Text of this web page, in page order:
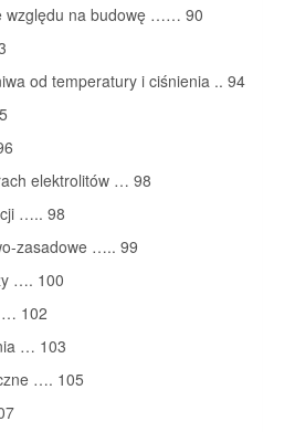
względu na budowę …… 90
od temperatury i ciśnienia .. 94
elektrolitów … 98
….. 98
zasadowe ….. 99
…. 100
… 102
… 103
…. 105